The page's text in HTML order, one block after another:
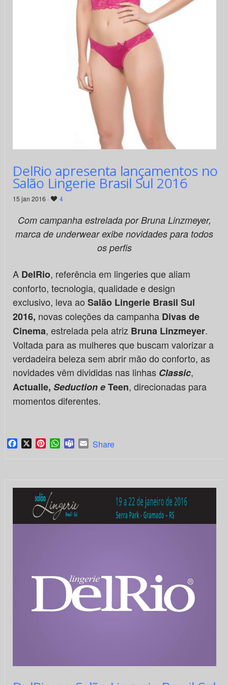
DelRio apresenta lançamentos no
Salão Lingerie Brasil Sul 2016
15 jan 2016 · 4
Com campanha estrelada por Bruna Linzmeyer,
marca de underwear exibe novidades para todos
os perfis
A DelRio, referência em lingeries que aliam
conforto, tecnologia, qualidade e design
exclusivo, leva ao Salão Lingerie Brasil Sul
2016, novas coleções da campanha Divas de
Cinema, estrelada pela atriz Bruna Linzmeyer.
Voltada para as mulheres que buscam valorizar a
verdadeira beleza sem abrir mão do conforto, as
novidades vêm divididas nas linhas Classic,
Actualle, Seduction eTeen, direcionadas para
momentos diferentes.
Facebook
X PinterestWhatsApp
TeamsEmail
Share